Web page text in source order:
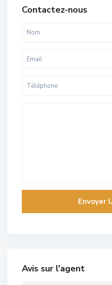
Contactez-nous
Avis sur l'agent